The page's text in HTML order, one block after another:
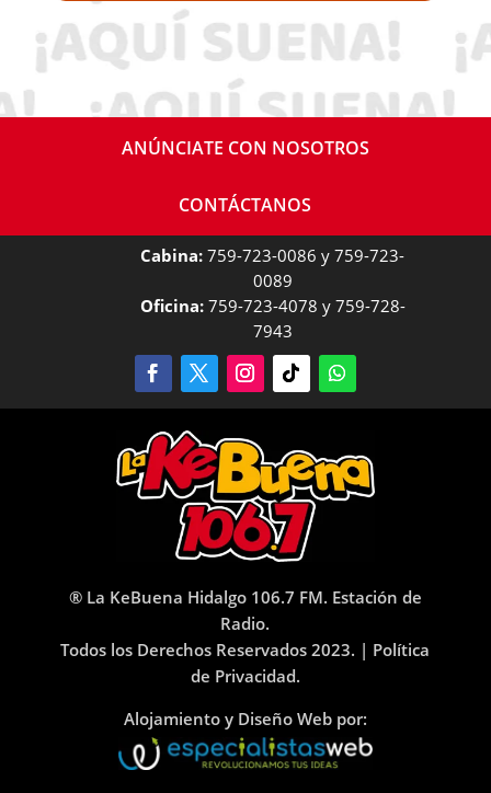
ANÚNCIATE CON NOSOTROS
CONTÁCTANOS
Cabina: 759-723-0086 y 759-723-
0089
Oficina:759-723-4078 y 759-728-
7943
® La KeBuena Hidalgo 106.7 FM. Estación de
Radio.
Todos los Derechos Reservados 2023. | Política
de Privacidad.
Alojamiento y Diseño Web por: